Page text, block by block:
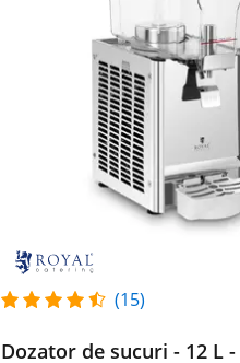
(15)
Dozator de sucuri - 12 L